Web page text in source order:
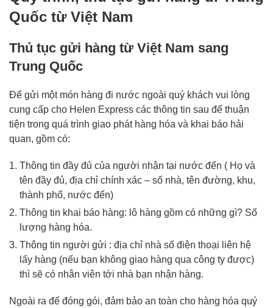
Quốc từ Việt Nam
Thủ tục gửi hàng từ Việt Nam sang
Trung Quốc
Để gửi một món hàng đi nước ngoài quý khách vui lòng
cung cấp cho Helen Express các thông tin sau để thuận
tiện trong quá trình giao phát hàng hóa và khai báo hải
quan, gồm có:
Thông tin đầy đủ của người nhận tại nước đến ( Họ và
tên đầy đủ, địa chỉ chính xác – số nhà, tên đường, khu,
thành phố, nước đến)
Thông tin khai báo hàng: lô hàng gồm có những gì? Số
lượng hàng hóa.
Thông tin người gửi : địa chỉ nhà số điện thoại liên hệ
lấy hàng (nếu bạn không giao hàng qua công ty được)
thì sẽ có nhân viên tới nhà bạn nhận hàng.
Ngoài ra để đóng gói, đảm bảo an toàn cho hàng hóa quý